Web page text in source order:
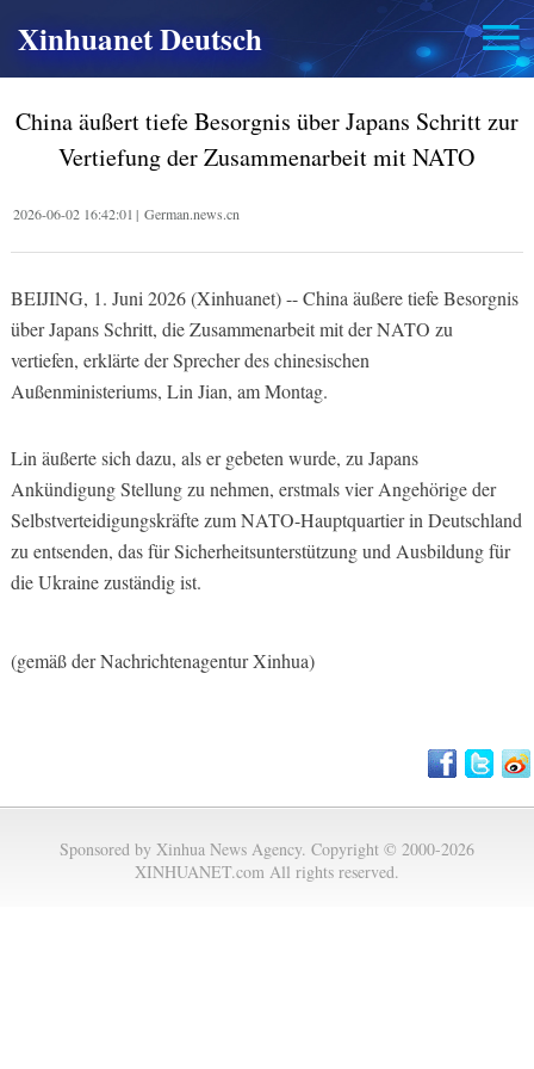
Xinhuanet Deutsch
China äußert tiefe Besorgnis über Japans Schritt zur
Vertiefung der Zusammenarbeit mit NATO
2026-06-02 16:42:01 | German.news.cn
BEIJING, 1. Juni 2026 (Xinhuanet) -- China äußere tiefe Besorgnis
über Japans Schritt, die Zusammenarbeit mit der NATO zu
vertiefen, erklärte der Sprecher des chinesischen
Außenministeriums, Lin Jian, am Montag.
Lin äußerte sich dazu, als er gebeten wurde, zu Japans
Ankündigung Stellung zu nehmen, erstmals vier Angehörige der
Selbstverteidigungskräfte zum NATO-Hauptquartier in Deutschland
zu entsenden, das für Sicherheitsunterstützung und Ausbildung für
die Ukraine zuständig ist.
(gemäß der Nachrichtenagentur Xinhua)
Sponsored by Xinhua News Agency. Copyright © 2000-2026
XINHUANET.com All rights reserved.